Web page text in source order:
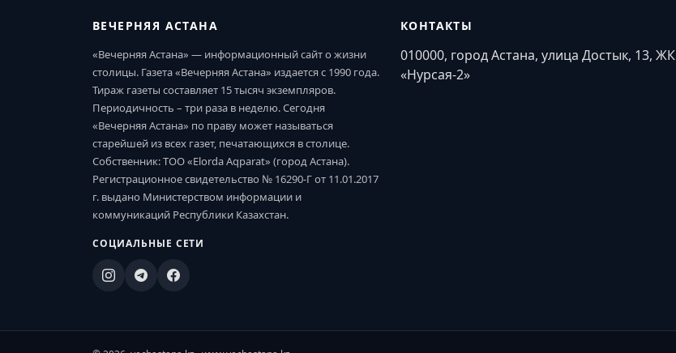
ВЕЧЕРНЯЯ АСТАНА
«Вечерняя Астана» — информационный сайт о жизни
столицы. Газета «Вечерняя Астана» издается с 1990 года.
Тираж газеты составляет 15 тысяч экземпляров.
Периодичность – три раза в неделю. Сегодня
«Вечерняя Астана» по праву может называться
старейшей из всех газет, печатающихся в столице.
Собственник: ТОО «Elorda Aqparat» (город Астана).
Регистрационное свидетельство № 16290-Г от 11.01.2017
г. выдано Министерством информации и
коммуникаций Республики Казахстан.
СОЦИАЛЬНЫЕ СЕТИ
КОНТАКТЫ
010000, город Астана, улица Достык, 13, ЖК
«Нурсая-2»